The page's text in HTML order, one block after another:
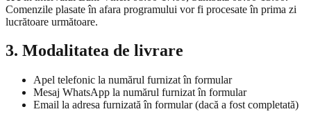
Comenzile plasate în afara programului vor fi procesate în prima zi
lucrătoare următoare.
3. Modalitatea de livrare
Apel telefonic la numărul furnizat în formular
Mesaj WhatsApp la numărul furnizat în formular
Email la adresa furnizată în formular (dacă a fost completată)